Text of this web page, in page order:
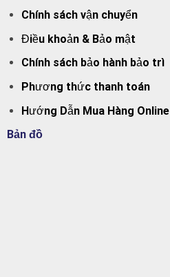
Chính sách vận chuyển
Điều khoản & Bảo mật
Chính sách bảo hành bảo trì
Phương thức thanh toán
Hướng Dẫn Mua Hàng Online
Bản đồ